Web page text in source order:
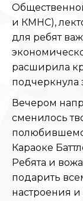
и КМНС),
для ребят
расширила
подчеркнула
Вечером
сменилось
Караоке
Ребята и
подарить
настроения